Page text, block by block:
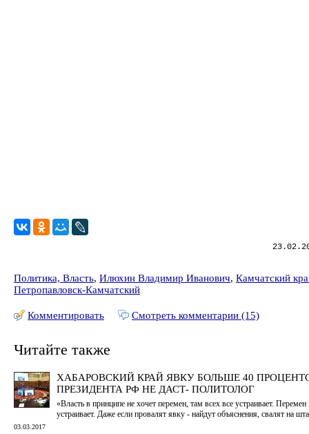
Политика, Власть, Илюхин Владимир Иванович, Камчатский
Петропавловск-Камчатский
Комментировать Смотреть комментарии (15)
Читайте также
ХАБАРОВСКИЙ КРАЙ ЯВКУ БОЛЬШЕ 40
ПРЕЗИДЕНТА РФ НЕ ДАСТ- ПОЛИТОЛОГ
«Власть в принципе не хочет перемен, там всех все устраивает. Перемен
устраивает. Даже если провалят явку - найдут объяснения, свалят на
03.03.2017